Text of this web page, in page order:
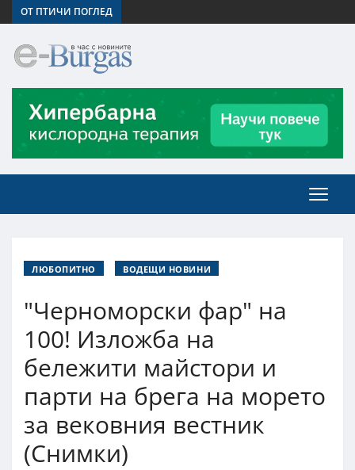
ОТ ПТИЧИ ПОГЛЕД
ЛЮБОПИТНО ВОДЕЩИ НОВИНИ
"Черноморски фар" на
100! Изложба на
бележити майстори и
парти на брега на морето
за вековния вестник
(Снимки)